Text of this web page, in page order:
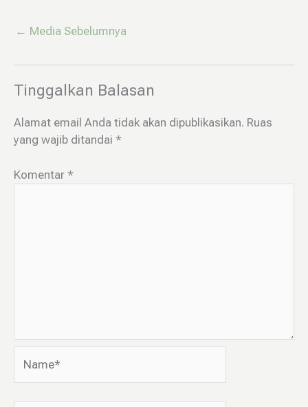
← Media Sebelumnya
Tinggalkan Balasan
Alamat email Anda tidak akan dipublikasikan. Ruas
yang wajib ditandai *
Komentar *